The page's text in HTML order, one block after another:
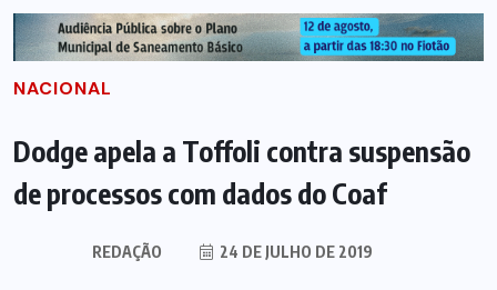
NACIONAL
Dodge apela a Toffoli contra suspensão
de processos com dados do Coaf
REDAÇÃO 24 DE JULHO DE 2019